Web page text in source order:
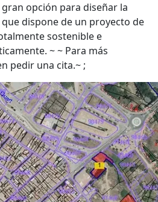
opción para diseñar la
que dispone de un proyecto de
sostenible e
~ ~ Para más
pedir una cita.~ ;